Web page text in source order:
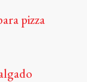
pizza